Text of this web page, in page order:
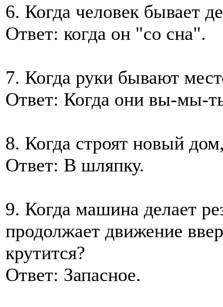
6. Когда человек бывает
Ответ: когда он "со сна".
7. Когда руки бывают
Ответ: Когда они вы-мы-
8. Когда строят новый
Ответ: В шляпку.
9. Когда машина делает
продолжает движение
крутится?
Ответ: Запасное.